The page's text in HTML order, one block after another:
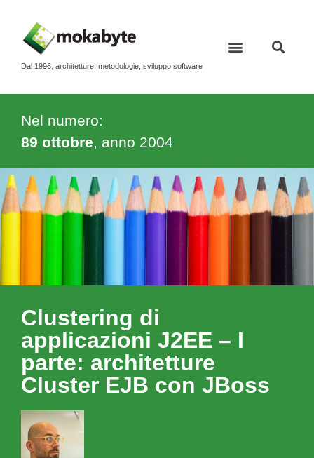
Dal 1996, architetture, metodologie, sviluppo software
Nel numero:
89 ottobre, anno 2004
Clustering di
applicazioni J2EE – I
parte: architetture
Cluster EJB con JBoss